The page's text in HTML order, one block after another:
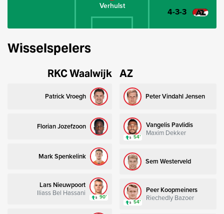
Verhulst 4-3-3
Wisselspelers
RKC Waalwijk
Patrick Vroegh
Florian Jozefzoon
Mark Spenkelink
Lars Nieuwpoort
Iliass Bel Hassani
90’
AZ
Peter Vindahl Jensen
Vangelis Pavlidis
Maxim Dekker
54’
Sem Westerveld
Peer Koopmeiners
Riechedly Bazoer
54’